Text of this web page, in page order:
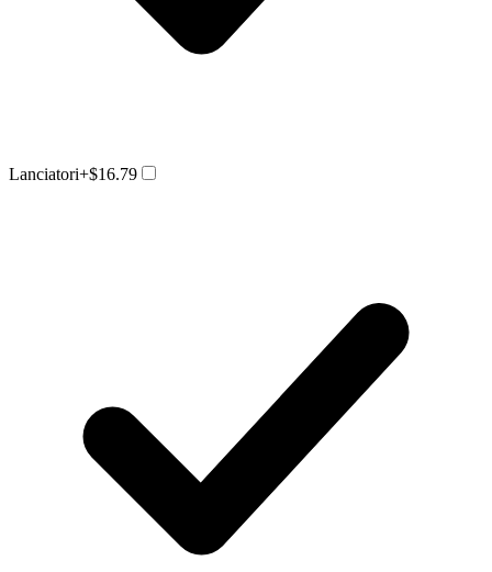
Lanciatori+$16.79